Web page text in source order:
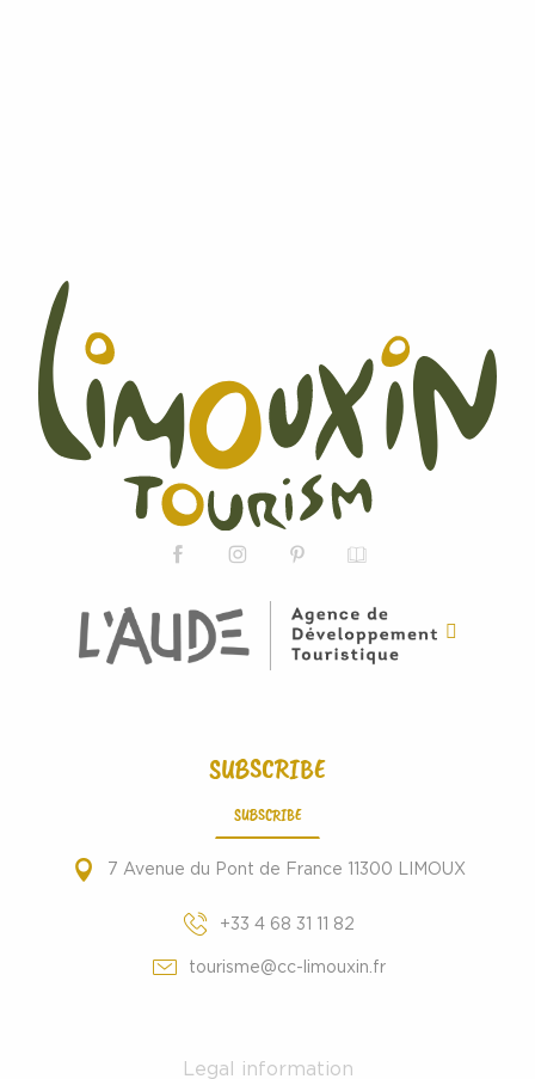
SUBSCRIBE
SUBSCRIBE
7 Avenue du Pont de France 11300 LIMOUX
+33 4 68 31 11 82
tourisme@cc-limouxin.fr
Legal information